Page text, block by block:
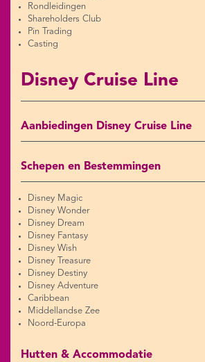
Rondleidingen
Shareholders Club
Pin Trading
Casting
Disney Cruise Line
Aanbiedingen Disney Cruise Line
Schepen en Bestemmingen
Disney Magic
Disney Wonder
Disney Dream
Disney Fantasy
Disney Wish
Disney Treasure
Disney Destiny
Disney Adventure
Caribbean
Middellandse Zee
Noord-Europa
Hutten & Accommodatie